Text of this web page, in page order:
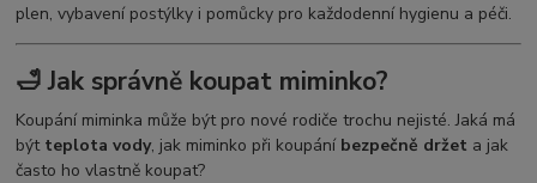
plen, vybavení postýlky i pomůcky pro každodenní hygienu a péči.
🛁 Jak správně koupat miminko?
Koupání miminka může být pro nové rodiče trochu nejisté. Jaká má
být teplota vody, jak miminko při koupání bezpečně držet a jak
často ho vlastně koupat?